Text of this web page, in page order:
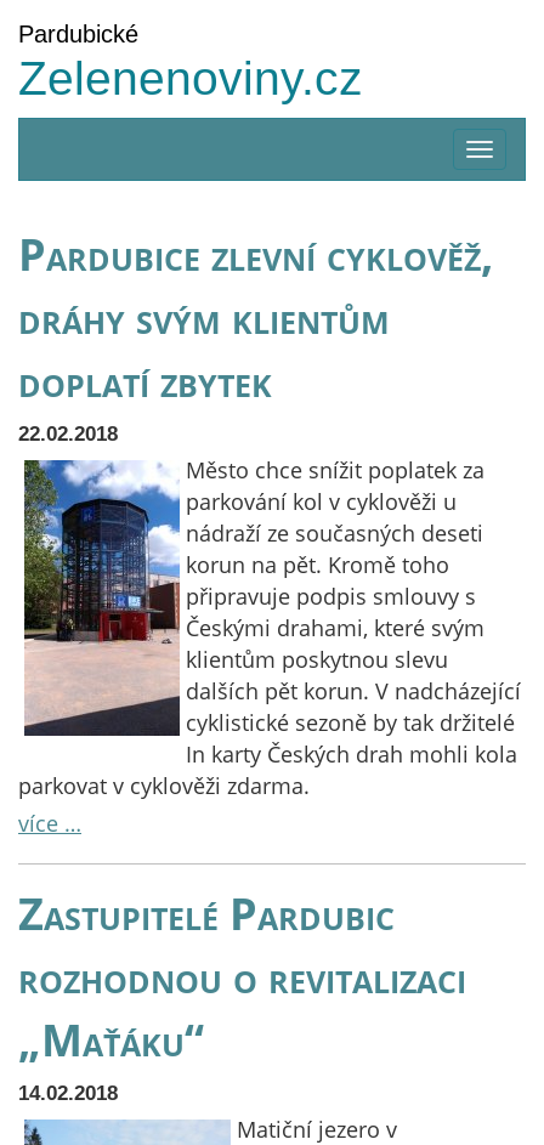
Pardubické
Zelenenoviny.cz
menu
Pardubice zlevní cyklověž,
dráhy svým klientům
doplatí zbytek
22.02.2018
Město chce snížit poplatek za
parkování kol v cyklověži u
nádraží ze současných deseti
korun na pět. Kromě toho
připravuje podpis smlouvy s
Českými drahami, které svým
klientům poskytnou slevu
dalších pět korun. V nadcházející
cyklistické sezoně by tak držitelé
In karty Českých drah mohli kola
parkovat v cyklověži zdarma.
více …
Zastupitelé Pardubic
rozhodnou o revitalizaci
„Maťáku“
14.02.2018
Matiční jezero v